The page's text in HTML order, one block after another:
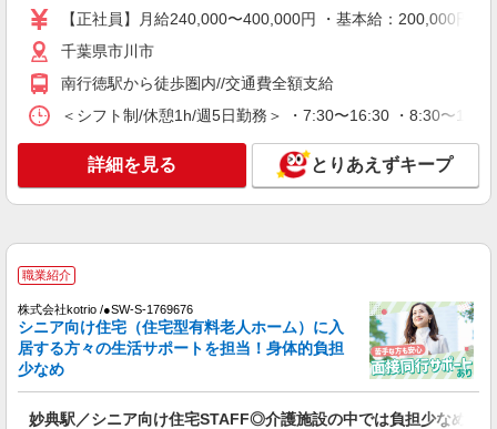
（4月） 特別報酬：平均55.7万円（最高額259万
円） ※2025年6月支給実績 ※一律処遇改善手当は
試用期間中(3ヶ月)は支給なし
契約社員
ケアプラスホテル 市川ステイ：RO8973
【月給】244,320円〜314,880円 ▼給与詳細 処
遇改善手当：34,320円 ▼下記別途支給 通勤手当
12月） ※業績による 特別報酬：平均34.1万円（最
高額135万円） ※2025年6月支給実績 ※処遇改善
手当は試用期間中(3ヶ月)は支給なし
千葉県市川市東菅野1-25-17
キープ 詳細を見る
市川グループホームそよ風：RO11547
【時給】1,400円〜1,520円 ▼給与詳細 処遇改
善手当：200円/時 ▼下記別途支給 通勤手当 年末
年始手当：380円/時 寸志あり：年2回（6月・12
ヶ月)は支給なし
キープ 詳細を見る
【正社員】月給240,000〜400,000円 ・基本給：200,000円
千葉県市川市
南行徳駅から徒歩圏内//交通費全額支給
＜シフト制/休憩1h/週5日勤務＞ ・7:30〜16:30 ・8:30〜
詳細を見る とりあえずキープ
職業紹介
株式会社kotrio /●SW-S-1769676
シニア向け住宅（住宅型有料老人ホーム）に入
居する方々の生活サポートを担当！身体的負担
少なめ
妙典駅／シニア向け住宅STAFF◎介護施設の中では負担少なめ